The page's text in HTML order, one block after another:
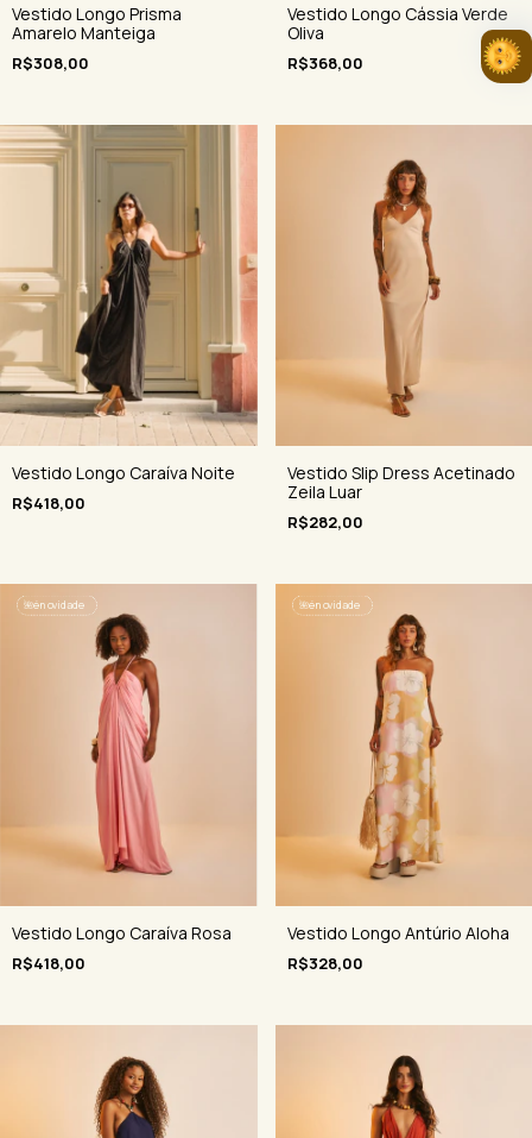
Vestido Longo Prisma
Amarelo Manteiga
R$308,00
Vestido Longo Cássia Verde
Oliva
R$368,00
Vestido Longo Caraíva Noite
R$418,00
Vestido Slip Dress Acetinado
Zeila Luar
R$282,00
🌺é novidade
Vestido Longo Caraíva Rosa
R$418,00
🌺é novidade
Vestido Longo Antúrio Aloha
R$328,00